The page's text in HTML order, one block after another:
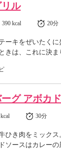
ル
390 kcal 20分
ーキをぜいたく
きは、これに決ま
グ アボカ
30分
ひき肉をミック
ソースはカレーの